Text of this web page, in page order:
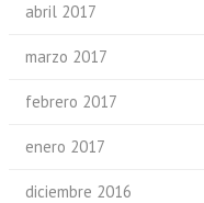
abril 2017
marzo 2017
febrero 2017
enero 2017
diciembre 2016